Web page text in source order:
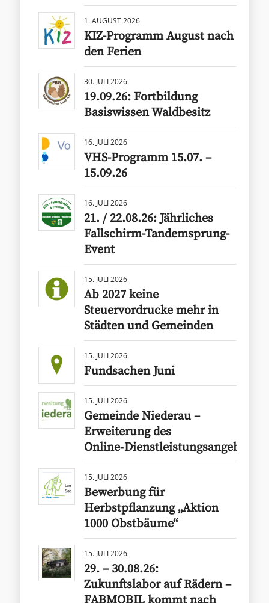
1. AUGUST 2026
KIZ-Programm August nach
den Ferien
30. JULI 2026
19.09.26: Fortbildung
Basiswissen Waldbesitz
16. JULI 2026
VHS-Programm 15.07. –
15.09.26
16. JULI 2026
21. / 22.08.26: Jährliches
Fallschirm-Tandemsprung-
Event
15. JULI 2026
Ab 2027 keine
Steuervordrucke mehr in
Städten und Gemeinden
15. JULI 2026
Fundsachen Juni
15. JULI 2026
Gemeinde Niederau –
Erweiterung des
Online‑Dienstleistungsangebots
15. JULI 2026
Bewerbung für
Herbstpflanzung „Aktion
1000 Obstbäume“
15. JULI 2026
29. – 30.08.26:
Zukunftslabor auf Rädern –